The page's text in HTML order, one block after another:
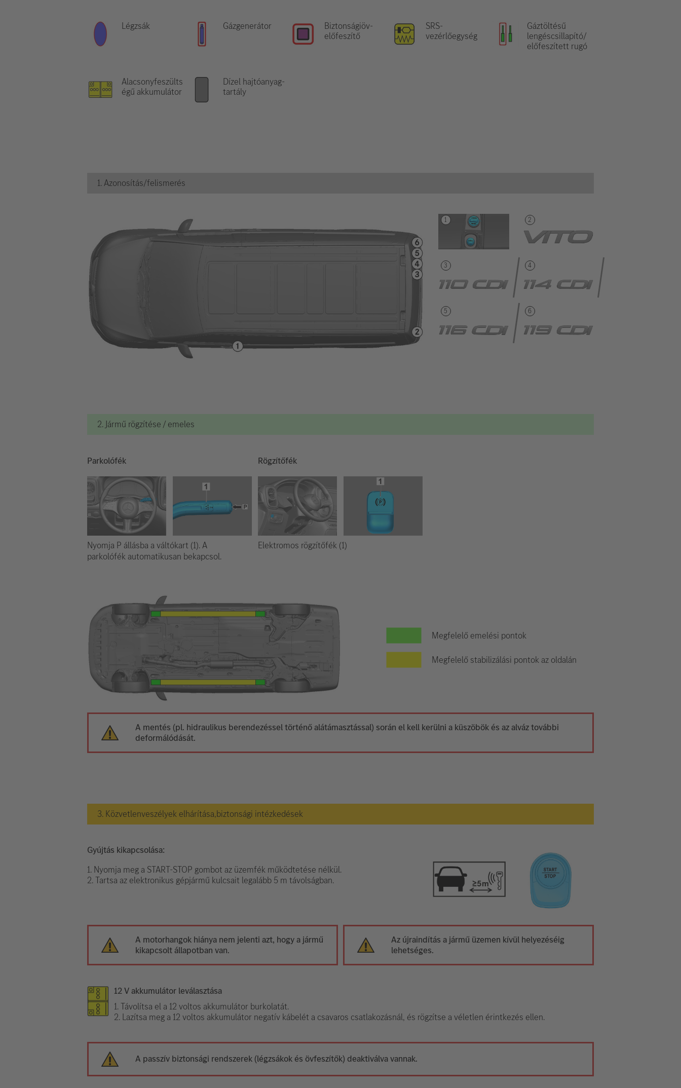
Légzsák Gázgenerátor
Biztonságiöv-
előfeszítő
SRS-
vezérlőegység
Gáztöltésű
lengéscsillapító/
előfeszített rugó
Alacsonyfeszülts
égű akkumulátor
Dízel hajtóanyag-
tartály
1. Azonosítás/felismerés
2. Jármű rögzítése / emeles
Parkolófék
Nyomja P állásba a váltókart (1). A
parkolófék automatikusan bekapcsol.
Rögzítőfék
Elektromos rögzítőfék (1)
Megfelelő emelési pontok
Megfelelő stabilizálási pontok az oldalán
A mentés (pl. hidraulikus berendezéssel történő alátámasztással) során el kell kerülni a küszöbök és az alváz további
deformálódását.
3. Közvetlenveszélyek elhárítása,biztonsági intézkedések
Gyújtás kikapcsolása:
1. Nyomja meg a START-STOP gombot az üzemfék működtetése nélkül.
2. Tartsa az elektronikus gépjármű kulcsait legalább 5 m távolságban.
A motorhangok hiánya nem jelenti azt, hogy a jármű
kikapcsolt állapotban van.
Az újraindítás a jármű üzemen kívül helyezéséig
lehetséges.
12 V akkumulátor leválasztása
1. Távolítsa el a 12 voltos akkumulátor burkolatát.
2. Lazítsa meg a 12 voltos akkumulátor negatív kábelét a csavaros csatlakozásnál, és rögzítse a véletlen érintkezés ellen.
A passzív biztonsági rendszerek (légzsákok és övfeszítők) deaktiválva vannak.